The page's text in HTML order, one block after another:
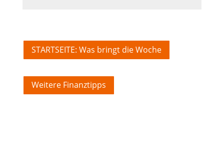
STARTSEITE: Was bringt die Woche
Weitere Finanztipps